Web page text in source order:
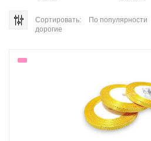
Сортировать: По популярности
дорогие